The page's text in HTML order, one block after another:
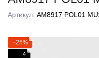
Артикул: AM8917 POL01
−25%
4